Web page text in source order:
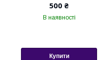
500 ₴
В наявності
Купити